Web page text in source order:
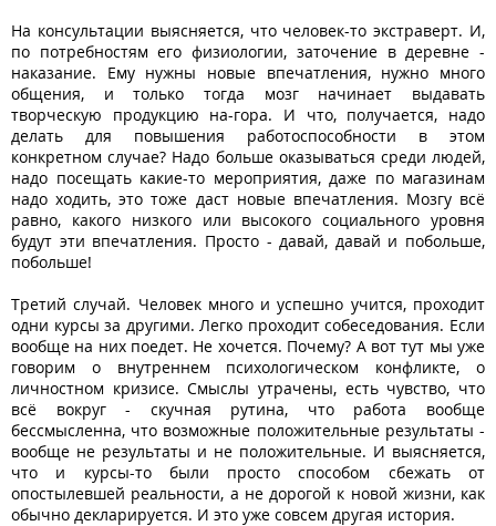
На консультации выясняется, что человек-то экстраверт. И,
по потребностям его физиологии, заточение в деревне -
наказание. Ему нужны новые впечатления, нужно много
общения, и только тогда мозг начинает выдавать
творческую продукцию на-гора. И что, получается, надо
делать для повышения работоспособности в этом
конкретном случае? Надо больше оказываться среди людей,
надо посещать какие-то мероприятия, даже по магазинам
надо ходить, это тоже даст новые впечатления. Мозгу всё
равно, какого низкого или высокого социального уровня
будут эти впечатления. Просто - давай, давай и побольше,
побольше!
Третий случай. Человек много и успешно учится, проходит
одни курсы за другими. Легко проходит собеседования. Если
вообще на них поедет. Не хочется. Почему? А вот тут мы уже
говорим о внутреннем психологическом конфликте, о
личностном кризисе. Смыслы утрачены, есть чувство, что
всё вокруг - скучная рутина, что работа вообще
бессмысленна, что возможные положительные результаты -
вообще не результаты и не положительные. И выясняется,
что и курсы-то были просто способом сбежать от
опостылевшей реальности, а не дорогой к новой жизни, как
обычно декларируется. И это уже совсем другая история.